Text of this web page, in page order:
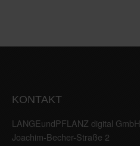
KONTAKT
LANGEundPFLANZ digital GmbH
Joachim-Becher-Straße 2